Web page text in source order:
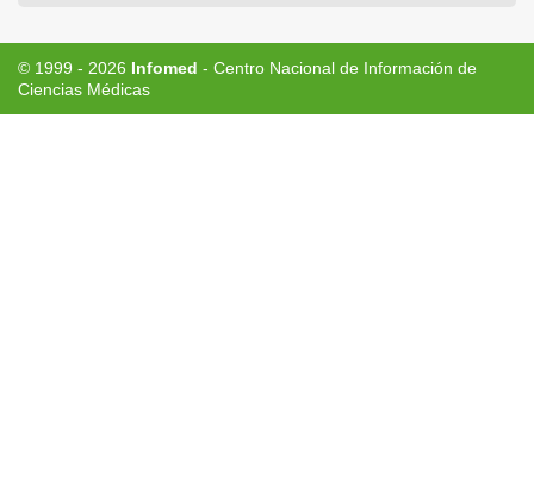
© 1999 - 2026 Infomed - Centro Nacional de Información de
Ciencias Médicas